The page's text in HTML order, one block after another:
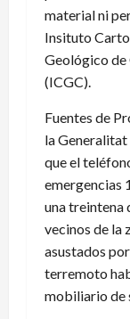
material ni
Insituto
Geológico de
(ICGC).
Fuentes de
la
que el
emergencias
una treintena
vecinos de la
asustados
terremoto
mobiliario de